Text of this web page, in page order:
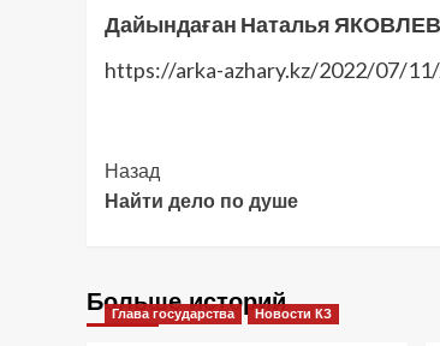
Дайындаған Наталья
https://arka-azhary.kz/2022/07/
Post
Navigation
Назад
Найти дело по душе
Больше историй
Глава государства Новости КЗ